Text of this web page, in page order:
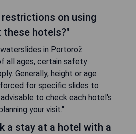
restrictions on using
hotels?"
in Portorož
all ages, certain safety
Generally, height or age
for specific slides to
to check each hotel's
your visit."
a stay at a hotel with a